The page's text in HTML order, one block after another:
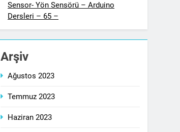
Sensor- Yön Sensörü – Arduino
Dersleri – 65 –
Arşiv
Ağustos 2023
Temmuz 2023
Haziran 2023